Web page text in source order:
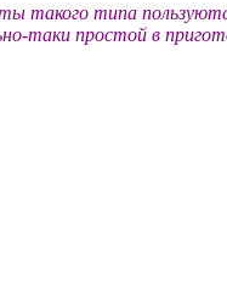
такого типа
простой в